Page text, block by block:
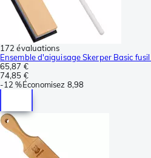
172 évaluations
Ensemble d'aiguisage Skerper Basic
65,87 €
74,85 €
-12 %Économisez 8,98